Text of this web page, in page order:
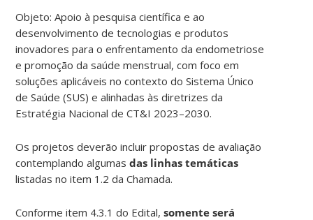
Objeto: Apoio à pesquisa científica e ao
desenvolvimento de tecnologias e produtos
inovadores para o enfrentamento da endometriose
e promoção da saúde menstrual, com foco em
soluções aplicáveis no contexto do Sistema Único
de Saúde (SUS) e alinhadas às diretrizes da
Estratégia Nacional de CT&I 2023–2030.
Os projetos deverão incluir propostas de avaliação
contemplando algumasdas linhas temáticas
listadas no item 1.2 da Chamada.
Conforme item 4.3.1 do Edital,somente será